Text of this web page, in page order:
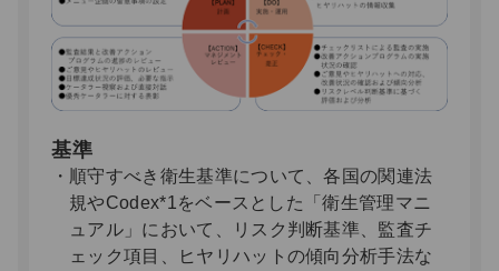
基準
順守すべき衛生基準について、各国の関連法
規やCodex*1をベースとした「衛生管理マニ
ュアル」において、リスク判断基準、監査チ
ェック項目、ヒヤリハットの傾向分析手法な